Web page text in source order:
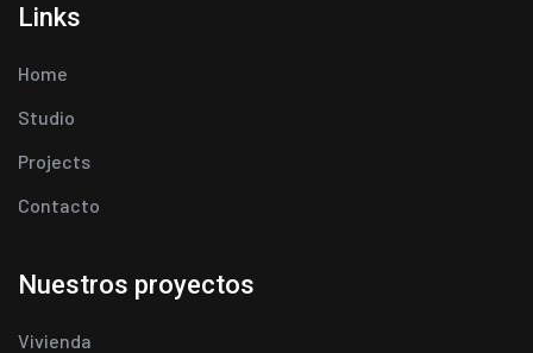
Links
Home
Studio
Projects
Contacto
Nuestros proyectos
Vivienda